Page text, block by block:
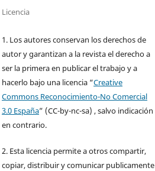
Licencia
1. Los autores conservan los derechos de
autor y garantizan a la revista el derecho a
ser la primera en publicar el trabajo y a
hacerlo bajo una licencia “Creative
Commons Reconocimiento-No Comercial
3.0 España” (CC-by-nc-sa) , salvo indicación
en contrario.
2. Esta licencia permite a otros compartir,
copiar, distribuir y comunicar publicamente